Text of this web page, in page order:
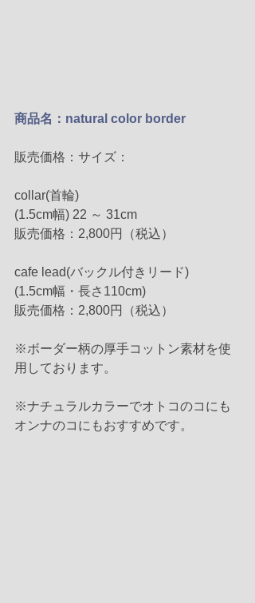
商品名：natural color border
販売価格：サイズ：
collar(首輪)
(1.5cm幅) 22 ～ 31cm
販売価格：2,800円（税込）
cafe lead(バックル付きリード)
(1.5cm幅・長さ110cm)
販売価格：2,800円（税込）
※ボーダー柄の厚手コットン素材を使
用しております。
※ナチュラルカラーでオトコのコにも
オンナのコにもおすすめです。